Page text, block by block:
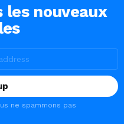
les nouveaux
ne spammons pas